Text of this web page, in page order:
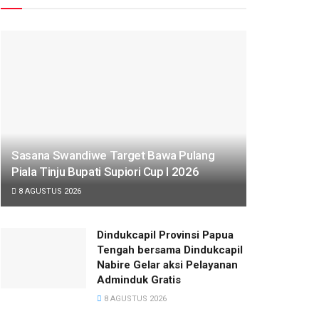
Sasana Swandiwe Target Bawa Pulang
Piala Tinju Bupati Supiori Cup I 2026
8 AGUSTUS 2026
Dindukcapil Provinsi Papua
Tengah bersama Dindukcapil
Nabire Gelar aksi Pelayanan
Adminduk Gratis
8 AGUSTUS 2026